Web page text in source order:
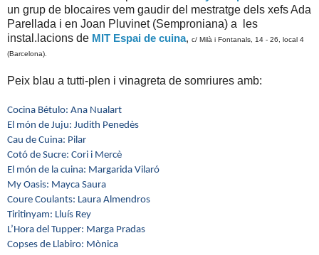
un grup de blocaires vem gaudir del mestratge dels xefs Ada
Parellada i en Joan Pluvinet (Semproniana) a les
instal.lacions de MIT Espai de cuina, c/ Milà i Fontanals, 14 - 26, local 4
(Barcelona).
Peix blau a tutti-plen i vinagreta de somriures amb:
Cocina Bétulo: Ana Nualart
El món de Juju: Judith Penedès
Cau de Cuina: Pilar
Cotó de Sucre: Cori i Mercè
El món de la cuina: Margarida Vilaró
My Oasis: Mayca Saura
Coure Coulants: Laura Almendros
Tiritinyam: Lluís Rey
L’Hora del Tupper: Marga Pradas
Copses de Llabiro: Mònica